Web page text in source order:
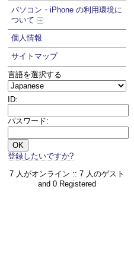
パソコン・iPhone の利用環境に
ついて
個人情報
サイトマップ
言語を選択する
ID:
パスワード:
登録したいですか?
7 人がオンライン :: 7 人のゲスト
and 0 Registered